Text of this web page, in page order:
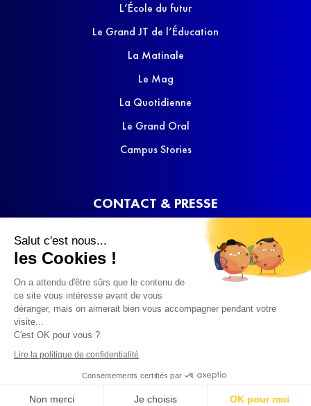
Salut c'est nous...
les Cookies !
On a attendu d'être sûrs que le contenu de
ce site vous intéresse avant de vous
déranger, mais on aimerait bien vous accompagner pendant votre
visite...
C'est OK pour vous ?
Lire la politique de confidentialité
Consentements certifiés par
Non merci Je choisis OK pour moi
L’École du futur
Le Grand JT de l’Éducation
La Matinale
Le Mag
La Quotidienne
Le Grand Oral
Campus Stories
CONTACT & PRESSE